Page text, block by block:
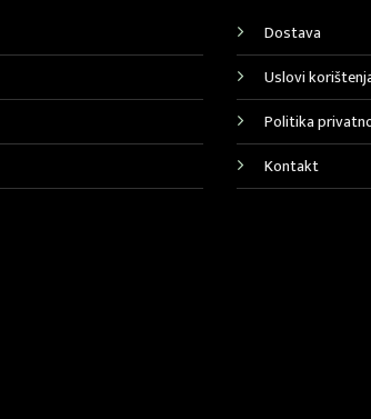
Dostava
Uslovi
Politika
Kontakt